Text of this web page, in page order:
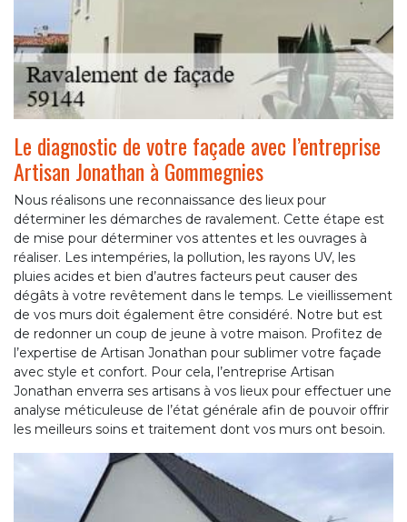
Le diagnostic de votre façade avec l’entreprise
Artisan Jonathan à Gommegnies
Nous réalisons une reconnaissance des lieux pour
déterminer les démarches de ravalement. Cette étape est
de mise pour déterminer vos attentes et les ouvrages à
réaliser. Les intempéries, la pollution, les rayons UV, les
pluies acides et bien d’autres facteurs peut causer des
dégâts à votre revêtement dans le temps. Le vieillissement
de vos murs doit également être considéré. Notre but est
de redonner un coup de jeune à votre maison. Profitez de
l’expertise de Artisan Jonathan pour sublimer votre façade
avec style et confort. Pour cela, l’entreprise Artisan
Jonathan enverra ses artisans à vos lieux pour effectuer une
analyse méticuleuse de l’état générale afin de pouvoir offrir
les meilleurs soins et traitement dont vos murs ont besoin.